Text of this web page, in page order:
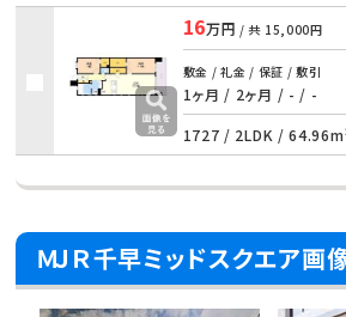
16万円 / 共 15,000円
敷金 / 礼金 / 保証 / 敷引
1ヶ月 / 2ヶ月 / - / -
1727 / 2LDK /
ＭＪＲ千早ミッドスクエア画